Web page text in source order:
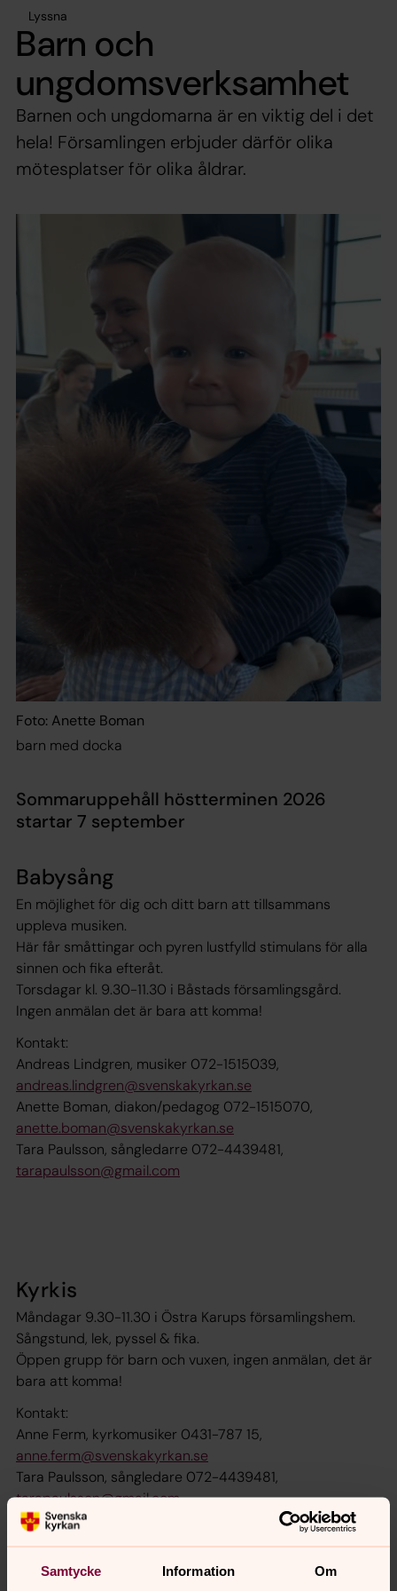
Samtycke Information Om
Lyssna
Barn och
ungdomsverksamhet
Barnen och ungdomarna är en viktig del i det
hela! Församlingen erbjuder därför olika
mötesplatser för olika åldrar.
Foto: Anette Boman
barn med docka
Sommaruppehåll höstterminen 2026
startar 7 september
Babysång
En möjlighet för dig och ditt barn att tillsammans
uppleva musiken.
Här får småttingar och pyren lustfylld stimulans för alla
sinnen och fika efteråt.
Torsdagar kl. 9.30-11.30 i Båstads församlingsgård.
Ingen anmälan det är bara att komma!
Kontakt:
Andreas Lindgren, musiker 072-1515039,
andreas.lindgren@svenskakyrkan.se
Anette Boman, diakon/pedagog 072-1515070,
anette.boman@svenskakyrkan.se
Tara Paulsson, sångledarre 072-4439481,
tarapaulsson@gmail.com
Kyrkis
Måndagar 9.30-11.30 i Östra Karups församlingshem.
Sångstund, lek, pyssel & fika.
Öppen grupp för barn och vuxen, ingen anmälan, det är
bara att komma!
Kontakt:
Anne Ferm, kyrkomusiker 0431-787 15,
anne.ferm@svenskakyrkan.se
Tara Paulsson, sångledare 072-4439481,
tarapaulsson@gmail.com
Barn och ungdomskörer
Många har upptäckt hur kul det är att sjunga i kör. Kom